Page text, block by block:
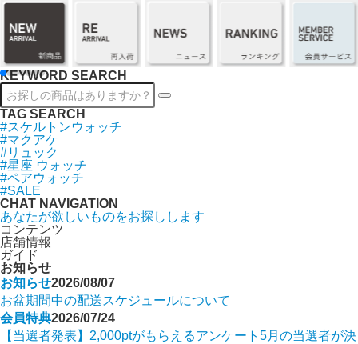
KEYWORD SEARCH
TAG SEARCH
#スケルトンウォッチ
#マクアケ
#リュック
#星座 ウォッチ
#ペアウォッチ
#SALE
CHAT NAVIGATION
あなたが欲しいものをお探しします
コンテンツ
店舗情報
ガイド
お知らせ
お知らせ2026/08/07
お盆期間中の配送スケジュールについて
会員特典2026/07/24
【当選者発表】2,000ptがもらえるアンケート5月の当選者が決